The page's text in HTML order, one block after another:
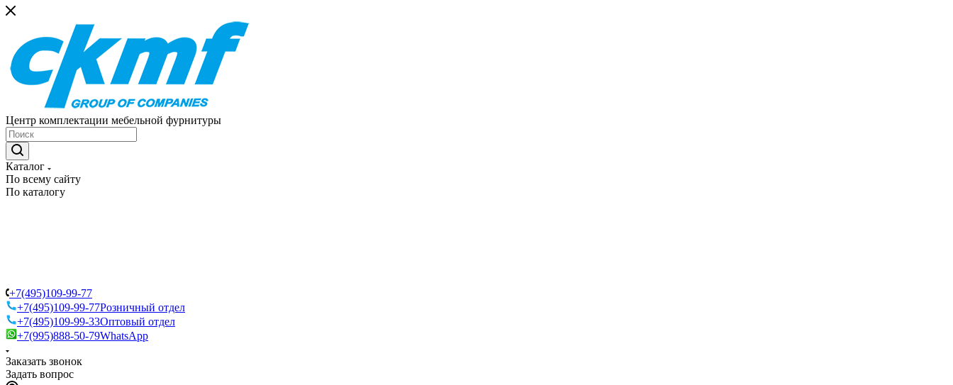
Центр комплектации мебельной фурнитуры
Каталог
По всему сайту
По каталогу
+7(495)109-99-77
+7(495)109-99-77Розничный отдел
+7(495)109-99-33Оптовый отдел
+7(995)888-50-79WhatsApp
Заказать звонок
Задать вопрос